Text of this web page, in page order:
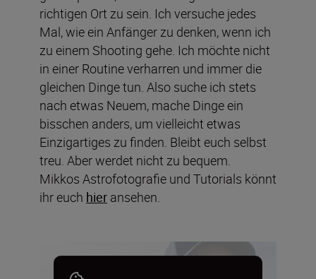
richtigen Ort zu sein. Ich versuche jedes
Mal, wie ein Anfänger zu denken, wenn ich
zu einem Shooting gehe. Ich möchte nicht
in einer Routine verharren und immer die
gleichen Dinge tun. Also suche ich stets
nach etwas Neuem, mache Dinge ein
bisschen anders, um vielleicht etwas
Einzigartiges zu finden. Bleibt euch selbst
treu. Aber werdet nicht zu bequem.
Mikkos Astrofotografie und Tutorials könnt
ihr euch hier ansehen.